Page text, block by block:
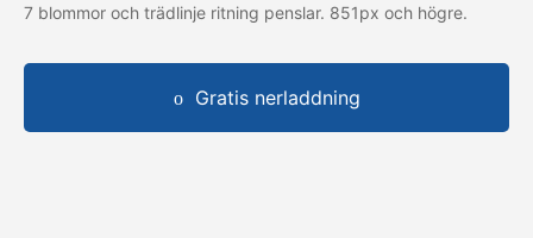
7 blommor och trädlinje ritning penslar. 851px och högre.
Gratis nerladdning